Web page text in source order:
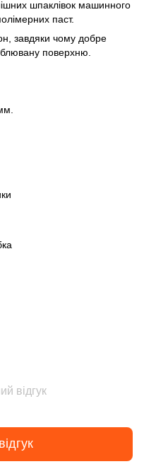
шпаклівок машинного
паст.
завдяки чому добре
поверхню.
відгук